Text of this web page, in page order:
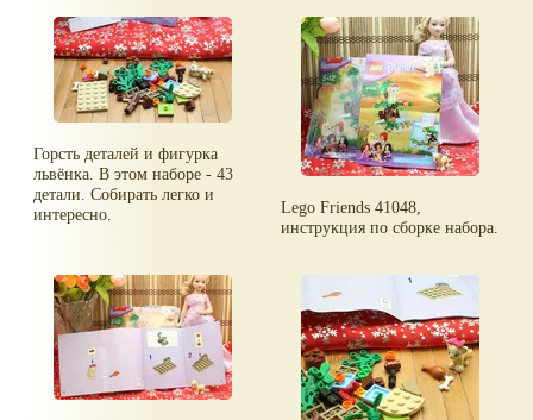
Горсть деталей и фигурка
львёнка. В этом наборе - 43
детали. Собирать легко и
интересно.
Lego Friends 41048,
инструкция по сборке набора.